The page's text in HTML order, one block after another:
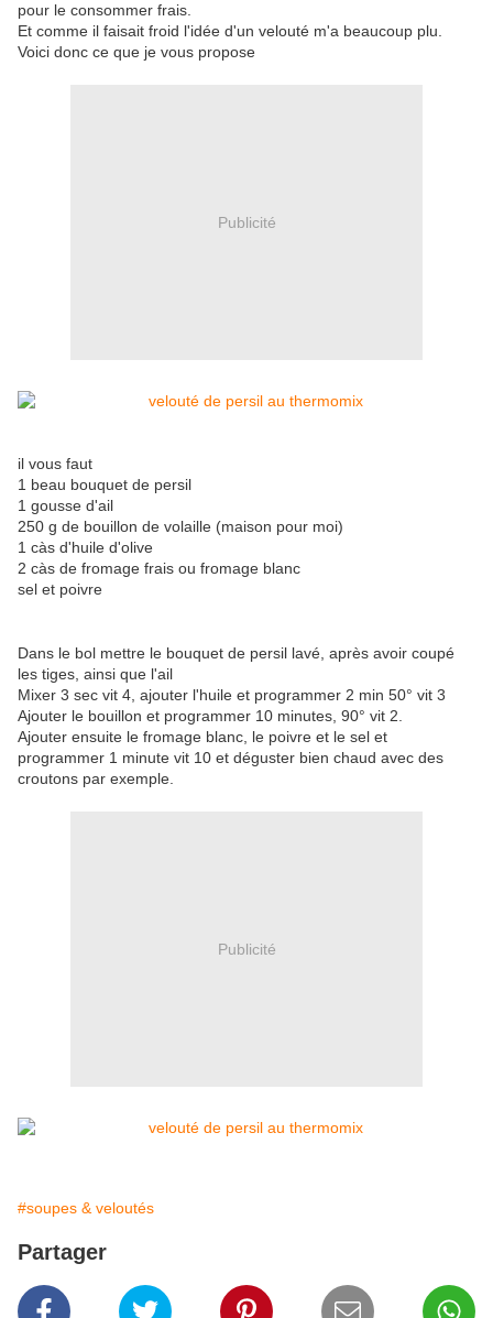
pour le consommer frais.
Et comme il faisait froid l'idée d'un velouté m'a beaucoup plu.
Voici donc ce que je vous propose
Publicité
il vous faut
1 beau bouquet de persil
1 gousse d'ail
250 g de bouillon de volaille (maison pour moi)
1 càs d'huile d'olive
2 càs de fromage frais ou fromage blanc
sel et poivre
Dans le bol mettre le bouquet de persil lavé, après avoir coupé
les tiges, ainsi que l'ail
Mixer 3 sec vit 4, ajouter l'huile et programmer 2 min 50° vit 3
Ajouter le bouillon et programmer 10 minutes, 90° vit 2.
Ajouter ensuite le fromage blanc, le poivre et le sel et
programmer 1 minute vit 10 et déguster bien chaud avec des
croutons par exemple.
Publicité
#soupes & veloutés
Partager